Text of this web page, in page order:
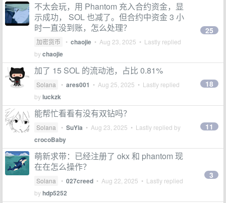
不太会玩，用 Phantom 充入合约资金，显
示成功， SOL 也减了。但合约中资金 3 小
时一直没到账，怎么处理？
加密货币 • chaojie • Aug 23, 2025 • Lastly replied
bychaojie
25
加了 15 SOL 的流动池，占比 0.81%
Solana • ares001 • Aug 25, 2025 • Lastly replied
byluckzk
18
能帮忙看看有没有双钻吗？
Solana • SuYia • Aug 23, 2025 • Lastly replied by
crocoBaby
11
萌新求带：已经注册了 okx 和 phantom 现
在在怎么操作？
Solana • 027creed • Aug 22, 2025 • Lastly replied
byhdp5252
3